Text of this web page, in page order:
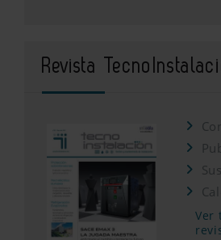
Revista
Ver